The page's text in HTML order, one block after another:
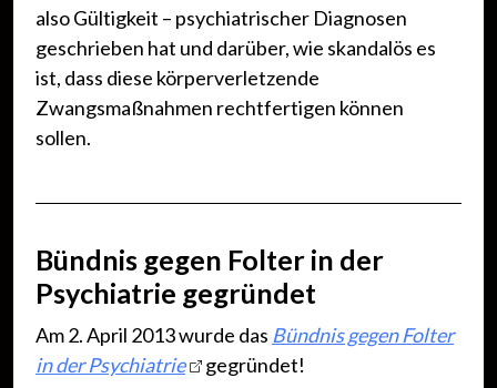
also Gültigkeit – psychiatrischer Diagnosen
geschrieben hat und darüber, wie skandalös es
ist, dass diese körperverletzende
Zwangsmaßnahmen rechtfertigen können
sollen.
Bündnis gegen Folter in der
Psychiatrie gegründet
Am 2. April 2013 wurde das Bündnis gegen Folter
in der Psychiatrie
gegründet!